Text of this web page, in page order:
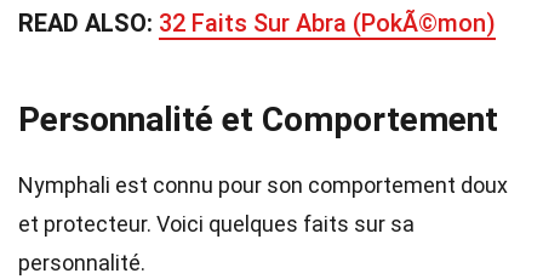
READ ALSO: 32 Faits Sur Abra (PokÃ©mon)
Personnalité et Comportement
Nymphali est connu pour son comportement doux
et protecteur. Voici quelques faits sur sa
personnalité.